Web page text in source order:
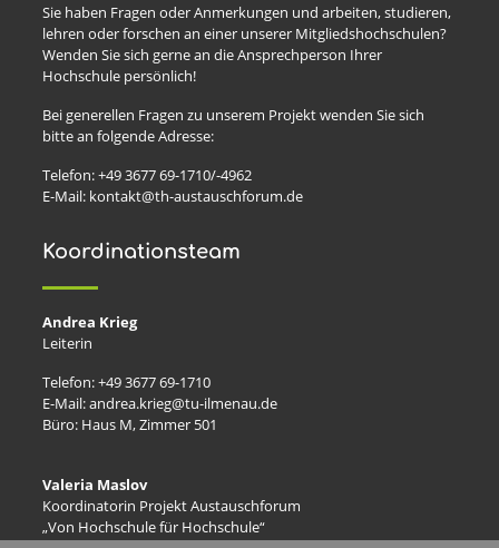
Sie haben Fragen oder Anmerkungen und arbeiten, studieren,
lehren oder forschen an einer unserer Mitgliedshochschulen?
Wenden Sie sich gerne an die Ansprechperson Ihrer
Hochschule persönlich!
Bei generellen Fragen zu unserem Projekt wenden Sie sich
bitte an folgende Adresse:
Telefon: +49 3677 69-1710/-4962
E-Mail: kontakt@th-austauschforum.de
Koordinationsteam
Andrea Krieg
Leiterin
Telefon: +49 3677 69-1710
E-Mail: andrea.krieg@tu-ilmenau.de
Büro: Haus M, Zimmer 501
Valeria Maslov
Koordinatorin Projekt Austauschforum
„Von Hochschule für Hochschule“